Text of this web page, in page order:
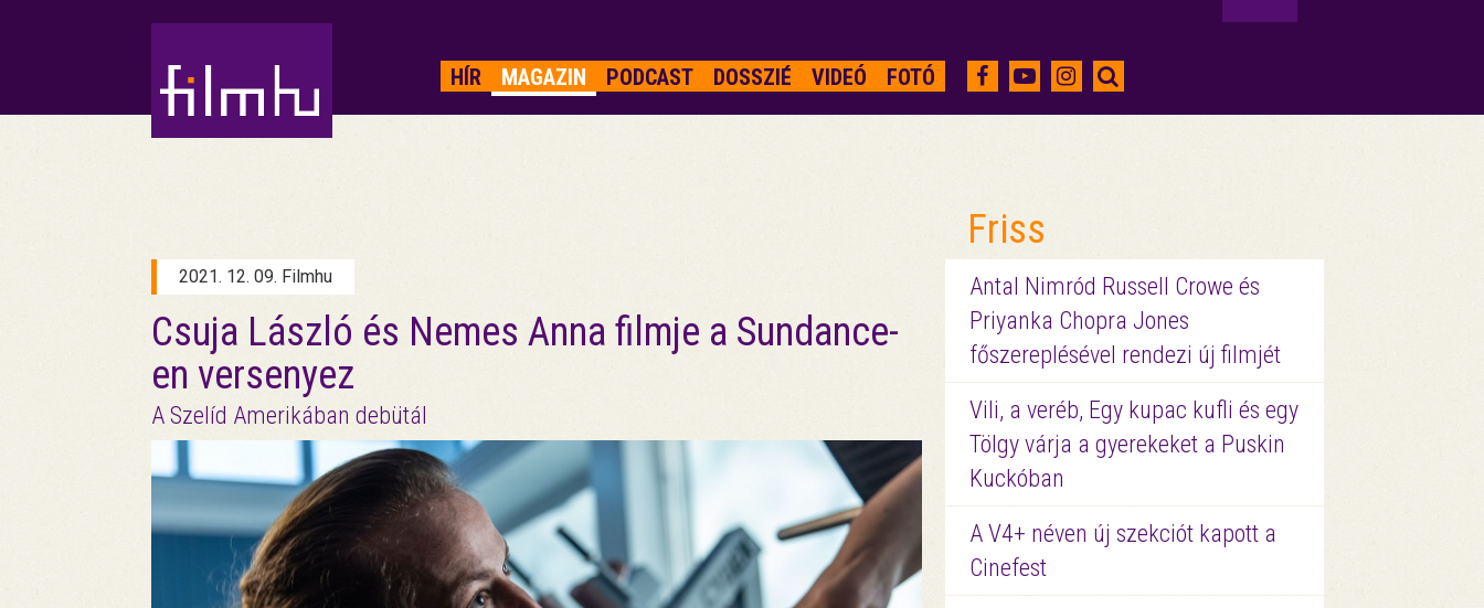
HÍR MAGAZIN PODCAST DOSSZIÉ VIDEÓ FOTÓ
2021. 12. 09. Filmhu
Csuja László és Nemes Anna filmje a Sundance-
en versenyez
A Szelíd Amerikában debütál
Friss
Antal Nimród Russell Crowe és
Priyanka Chopra Jones
főszereplésével rendezi új filmjét
Vili, a veréb, Egy kupac kufli és egy
Tölgy várja a gyerekeket a Puskin
Kuckóban
A V4+ néven új szekciót kapott a
Cinefest